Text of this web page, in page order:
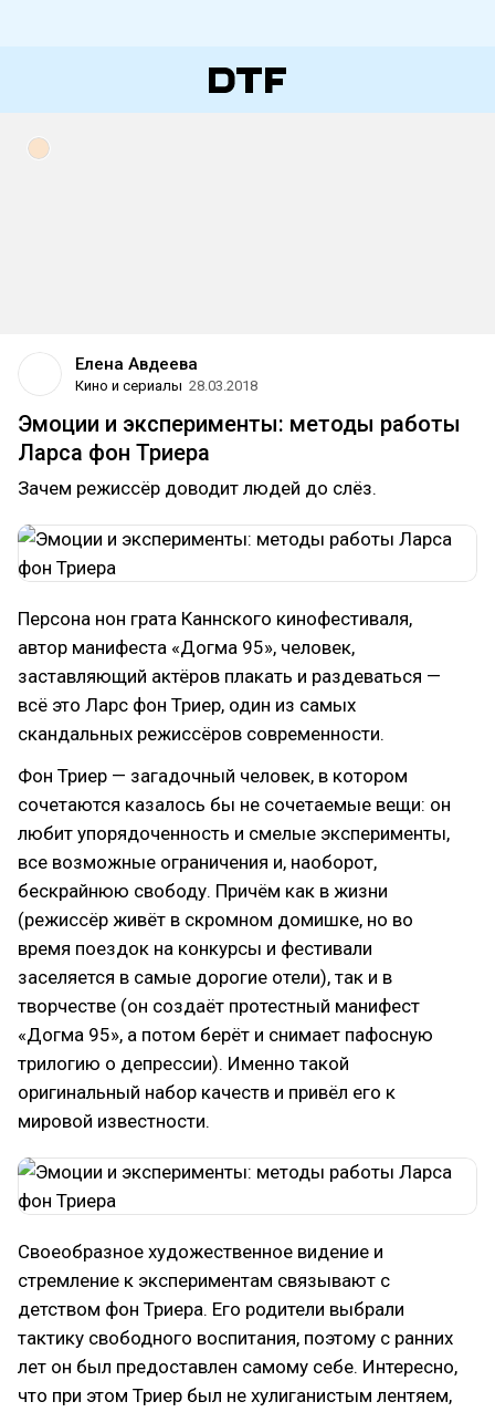
Елена Авдеева
Кино и сериалы 28.03.2018
Эмоции и эксперименты: методы работы
Ларса фон Триера
Зачем режиссёр доводит людей до слёз.
Персона нон грата Каннского кинофестиваля,
автор манифеста «Догма 95», человек,
заставляющий актёров плакать и раздеваться —
всё это Ларс фон Триер, один из самых
скандальных режиссёров современности.
Фон Триер — загадочный человек, в котором
сочетаются казалось бы не сочетаемые вещи: он
любит упорядоченность и смелые эксперименты,
все возможные ограничения и, наоборот,
бескрайнюю свободу. Причём как в жизни
(режиссёр живёт в скромном домишке, но во
время поездок на конкурсы и фестивали
заселяется в самые дорогие отели), так и в
творчестве (он создаёт протестный манифест
«Догма 95», а потом берёт и снимает пафосную
трилогию о депрессии). Именно такой
оригинальный набор качеств и привёл его к
мировой известности.
Своеобразное художественное видение и
стремление к экспериментам связывают с
детством фон Триера. Его родители выбрали
тактику свободного воспитания, поэтому с ранних
лет он был предоставлен самому себе. Интересно,
что при этом Триер был не хулиганистым лентяем,